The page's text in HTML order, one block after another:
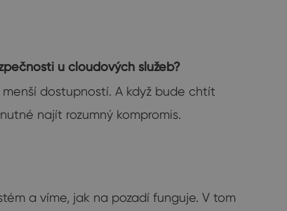
u cloudových služeb?
dostupností. A když bude chtít
najít rozumný kompromis.
a víme, jak na pozadí funguje. V tom